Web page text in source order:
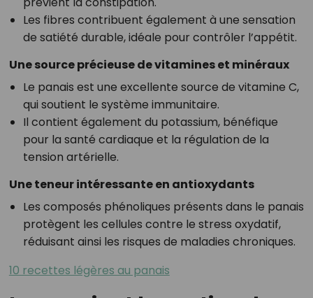
Les fibres contribuent également à une sensation
de satiété durable, idéale pour contrôler l’appétit.
Une source précieuse de vitamines et minéraux
Le panais est une excellente source de vitamine C,
qui soutient le système immunitaire.
Il contient également du potassium, bénéfique
pour la santé cardiaque et la régulation de la
tension artérielle.
Une teneur intéressante en antioxydants
Les composés phénoliques présents dans le panais
protègent les cellules contre le stress oxydatif,
réduisant ainsi les risques de maladies chroniques.
10 recettes légères au panais